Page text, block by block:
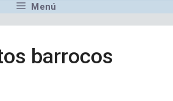
Menú
barrocos